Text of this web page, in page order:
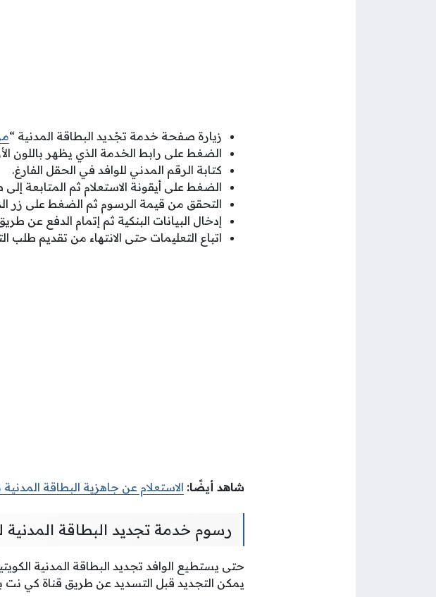
زيارة صفحة خدمة تجْديد البطاقة المدنية “
الضغط على رابط الخدمة الذي يظهر باللون
كتابة الرقم المدني للوافد في الحقل الفارغ.
الضغط على أيقونة الاستعلام ثم المتابعة
التحقق من قيمة الرسوم ثم الضغط على زر
إدخال البيانات البنكية ثم إتمام الدفع عن
اتباع التعليمات حتى الانتهاء من تقديم طلب
شاهد أيضًا: الاستعلام عن جاهزية البطاقة
رسوم خدمة تجديد البطاقة المدنية
حتى يستطيع الوافد تجديد البطاقة المدنية
يمكن التجديد قبل التسديد عن طريق قناة كي نت